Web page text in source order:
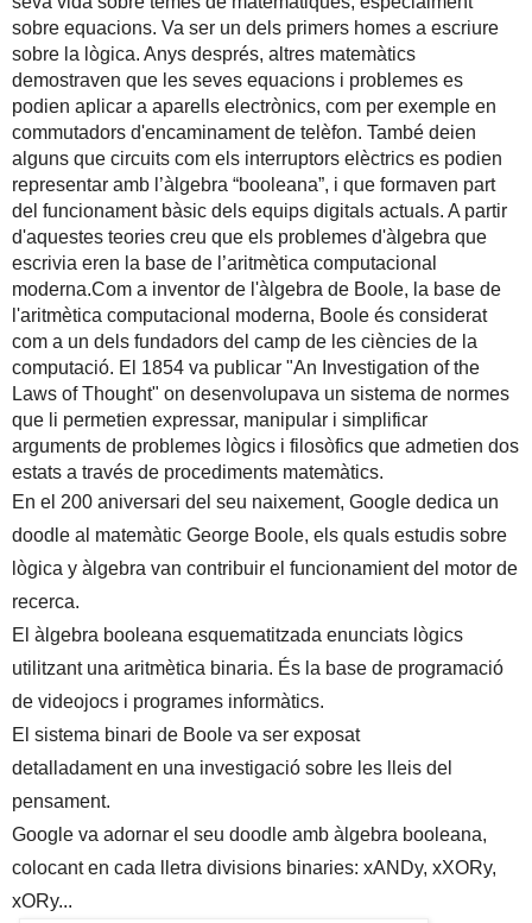
sobre equacions. Va ser un dels primers homes a escriure
sobre la lògica. Anys després, altres matemàtics
demostraven que les seves equacions i problemes es
podien aplicar a aparells electrònics, com per exemple en
commutadors d'encaminament de telèfon. També deien
alguns que circuits com els interruptors elèctrics es podien
representar amb l’àlgebra “booleana”, i que formaven part
del funcionament bàsic dels equips digitals actuals. A partir
d'aquestes teories creu que els problemes d'àlgebra que
escrivia eren la base de l’aritmètica computacional
moderna.Com a inventor de l'àlgebra de Boole, la base de
l'aritmètica computacional moderna, Boole és considerat
com a un dels fundadors del camp de les ciències de la
computació. El 1854 va publicar "An Investigation of the
Laws of Thought" on desenvolupava un sistema de normes
que li permetien expressar, manipular i simplificar
arguments de problemes lògics i filosòfics que admetien dos
estats a través de procediments matemàtics.
En el 200 aniversari del seu naixement, Google dedica un
doodle al matemàtic George Boole, els quals estudis sobre
lògica y àlgebra van contribuir el funcionamient del motor de
recerca.
El à lgebra booleana esquematitzada enunciats lògics
utilitzant una aritmètica binaria. És la base de programació
de videojocs i programes informàtics.
El sistema binari de Boole va ser exposat
detalladamenten una investigació sobre les lleis del
pensament.
Google va adornar el seu doodle amb àlgebra booleana,
colocant en cada lletra divisions binaries: xANDy, xXORy,
xORy...